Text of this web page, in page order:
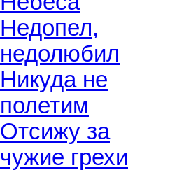
Недопел,
недолюбил
Никуда не
полетим
Отсижу за
чужие грехи